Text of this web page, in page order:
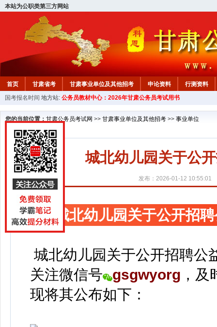
本站为公职类第三方网站
首页 甘肃省考 甘肃事业单位及其他招考 申论资料
行测资料
国考报名时间 地方站: 公务员教材中心：2026年甘肃公务员考试用书
您的当前位置： 甘肃公务员考试网 >> 甘肃事业单位及其他招考 >> 事业单位
城北幼儿园关于公
发布：2026-01-12 10:55:01
城北幼儿园关于公开招
城北幼儿园关于公开招聘公
关注微信号 gsgwyorg ， 及
现将其公布如下：